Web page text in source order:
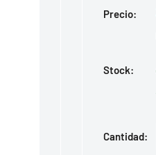
Precio:
Stock:
Cantidad: